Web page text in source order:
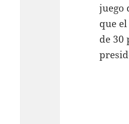
juego
que
de 30